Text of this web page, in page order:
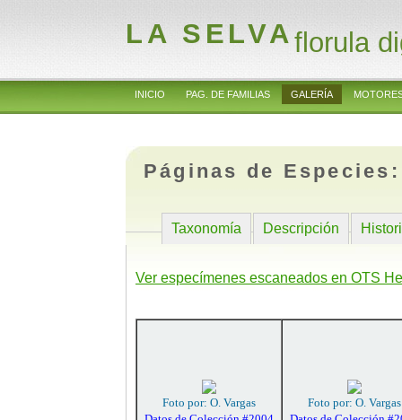
LA SELVAflorula
INICIO PAG. DE FAMILIAS GALERÍA
Páginas de
Taxonomía Descripción
Ver especímenes escaneados en OTS
Foto por: O. Vargas
Foto por: O. Vargas